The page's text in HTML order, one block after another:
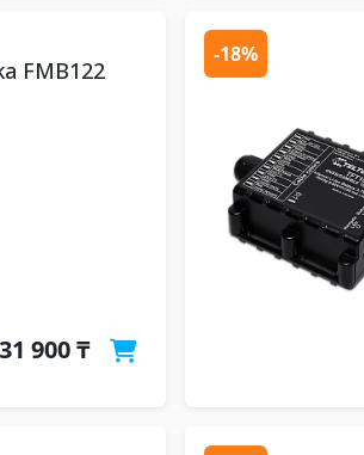
FMB122
31 900 ₸
-18%